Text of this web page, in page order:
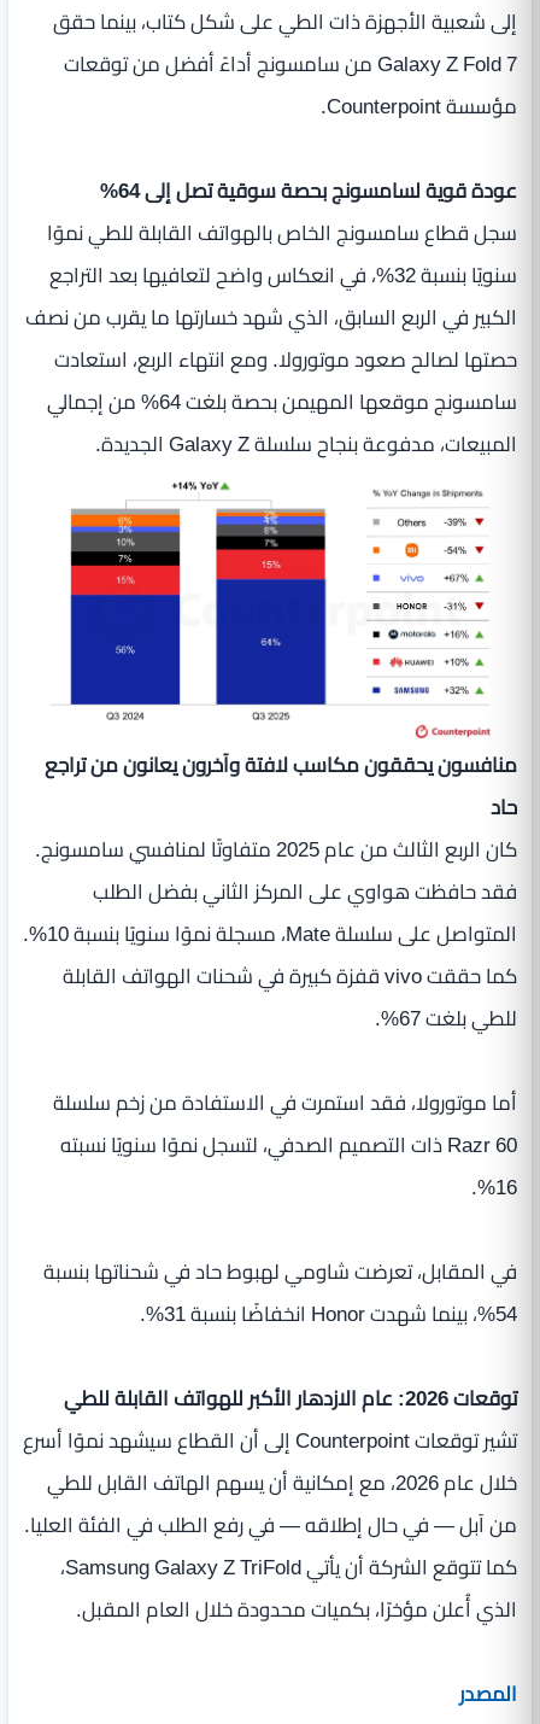
إلى شعبية الأجهزة ذات الطي على شكل كتاب، بينما حقق
Galaxy Z Fold 7 من سامسونج أداءً أفضل من توقعات
مؤسسة Counterpoint.
عودة قوية لسامسونج بحصة سوقية تصل إلى 64%
سجل قطاع سامسونج الخاص بالهواتف القابلة للطي نموًا
سنويًا بنسبة 32%، في انعكاس واضح لتعافيها بعد التراجع
الكبير في الربع السابق، الذي شهد خسارتها ما يقرب من نصف
حصتها لصالح صعود موتورولا. ومع انتهاء الربع، استعادت
سامسونج موقعها المهيمن بحصة بلغت 64% من إجمالي
المبيعات، مدفوعة بنجاح سلسلة Galaxy Z الجديدة.
منافسون يحققون مكاسب لافتة وآخرون يعانون من تراجع
حاد
كان الربع الثالث من عام 2025 متفاوتًا لمنافسي سامسونج.
فقد حافظت هواوي على المركز الثاني بفضل الطلب
المتواصل على سلسلة Mate، مسجلة نموًا سنويًا بنسبة 10%.
كما حققت vivo قفزة كبيرة في شحنات الهواتف القابلة
للطي بلغت 67%.
أما موتورولا، فقد استمرت في الاستفادة من زخم سلسلة
Razr 60 ذات التصميم الصدفي، لتسجل نموًا سنويًا نسبته
16%.
في المقابل، تعرضت شاومي لهبوط حاد في شحناتها بنسبة
54%، بينما شهدت Honor انخفاضًا بنسبة 31%.
توقعات 2026: عام الازدهار الأكبر للهواتف القابلة للطي
تشير توقعات Counterpoint إلى أن القطاع سيشهد نموًا أسرع
خلال عام 2026، مع إمكانية أن يسهم الهاتف القابل للطي
من آبل — في حال إطلاقه — في رفع الطلب في الفئة العليا.
كما تتوقع الشركة أن يأتي Samsung Galaxy Z TriFold،
الذي أُعلن مؤخرًا، بكميات محدودة خلال العام المقبل.
المصدر